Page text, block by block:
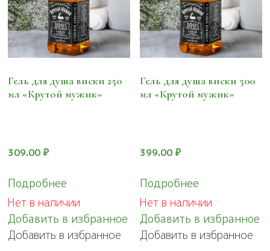
Гель для душа виски 250
мл «Крутой мужик»
309.00 ₽
Подробнее
Нет в наличии
Добавить в избранное
Добавить в избранное
Гель для душа виски 500
мл «Крутой мужик»
399.00₽
Подробнее
Нет в наличии
Добавить в избранное
Добавить в избранное